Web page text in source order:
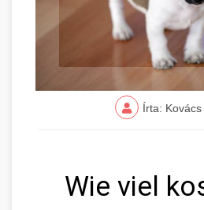
Írta:
Wie viel